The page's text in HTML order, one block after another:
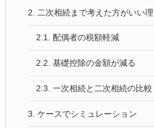
2. 二次相続まで考えた方がいい
2.1. 配偶者の税額軽減
2.2. 基礎控除の金額が減る
2.3. 一次相続と二次相続の比較
3. ケースでシミュレーション